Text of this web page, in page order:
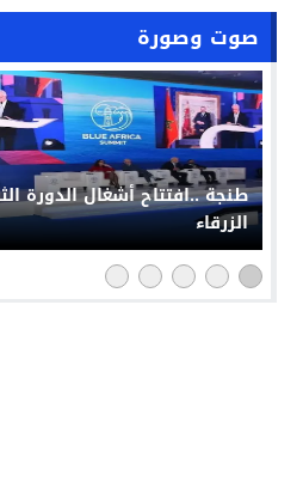
صوت وصورة
طنجة ..افتتاح أشغال الدورة
الزرقاء